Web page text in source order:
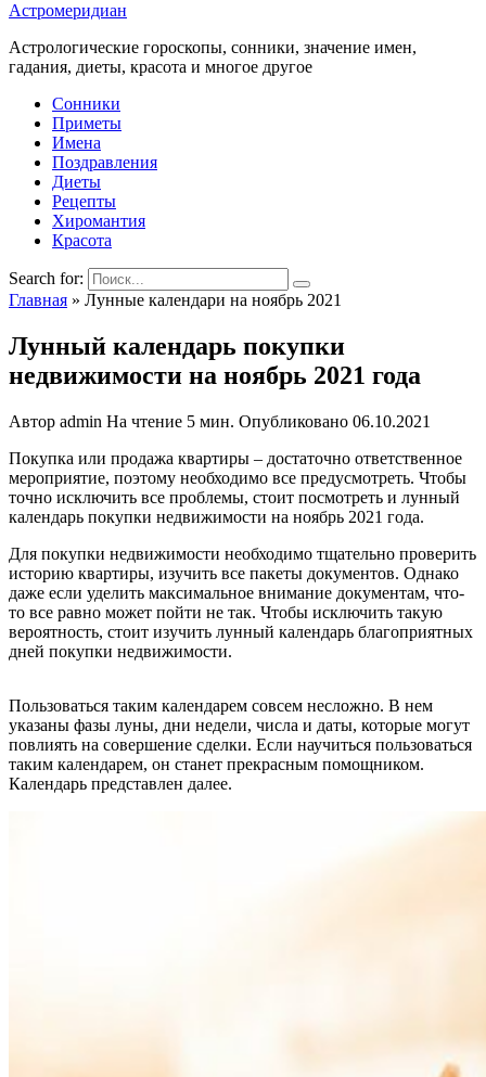
Астромеридиан
Астрологические гороскопы, сонники, значение имен,
гадания, диеты, красота и многое другое
Сонники
Приметы
Имена
Поздравления
Диеты
Рецепты
Хиромантия
Красота
Search for:
Главная » Лунные календари на ноябрь 2021
Лунный календарь покупки
недвижимости на ноябрь 2021 года
Автор admin На чтение 5 мин. Опубликовано 06.10.2021
Покупка или продажа квартиры – достаточно ответственное
мероприятие, поэтому необходимо все предусмотреть. Чтобы
точно исключить все проблемы, стоит посмотреть и лунный
календарь покупки недвижимости на ноябрь 2021 года.
Для покупки недвижимости необходимо тщательно проверить
историю квартиры, изучить все пакеты документов. Однако
даже если уделить максимальное внимание документам, что-
то все равно может пойти не так. Чтобы исключить такую
вероятность, стоит изучить лунный календарь благоприятных
дней покупки недвижимости.
Пользоваться таким календарем совсем несложно. В нем
указаны фазы луны, дни недели, числа и даты, которые могут
повлиять на совершение сделки. Если научиться пользоваться
таким календарем, он станет прекрасным помощником.
Календарь представлен далее.